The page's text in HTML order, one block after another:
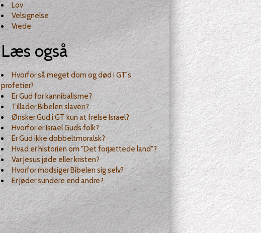
Lov
Velsignelse
Vrede
Læs også
Hvorfor så meget dom og død i GT's
profetier?
Er Gud for kannibalisme?
Tillader Bibelen slaveri?
Ønsker Gud i GT kun at frelse Israel?
Hvorfor er Israel Guds folk?
Er Gud ikke dobbeltmoralsk?
Hvad er historien om "Det forjættede land"?
Var Jesus jøde eller kristen?
Hvorfor modsiger Bibelen sig selv?
Er jøder sundere end andre?